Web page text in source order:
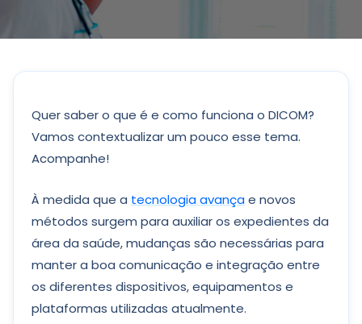
Quer saber o que é e como funciona o DICOM?
Vamos contextualizar um pouco esse tema.
Acompanhe!
À medida que a tecnologia avançae novos
métodos surgem para auxiliar os expedientes da
área da saúde, mudanças são necessárias para
manter a boa comunicação e integração entre
os diferentes dispositivos, equipamentos e
plataformas utilizadas atualmente.